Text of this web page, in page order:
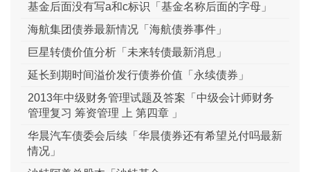
基金后面没有写a和c标识「基金名称后面的字母」
海航集团债券最新情况「海航债券事件」
巨星转债价值分析「未来转债最新消息」
延长到期时间溢价发行债券价值「永续债券」
2013年中级财务管理试题及答案「中级会计师财务
管理复习 筹资管理 上 第四章 」
华晨汽车债委会后续「华晨债券还有希望兑付吗最新
情况」